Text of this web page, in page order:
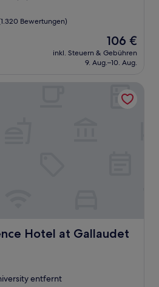
Bewertungen)
Der
Preis
beträgt
106 €
inkl. Steuern & Gebühren
9. Aug.–10. Aug.
Hotel at Gallaudet
at Gallaudet University
entfernt